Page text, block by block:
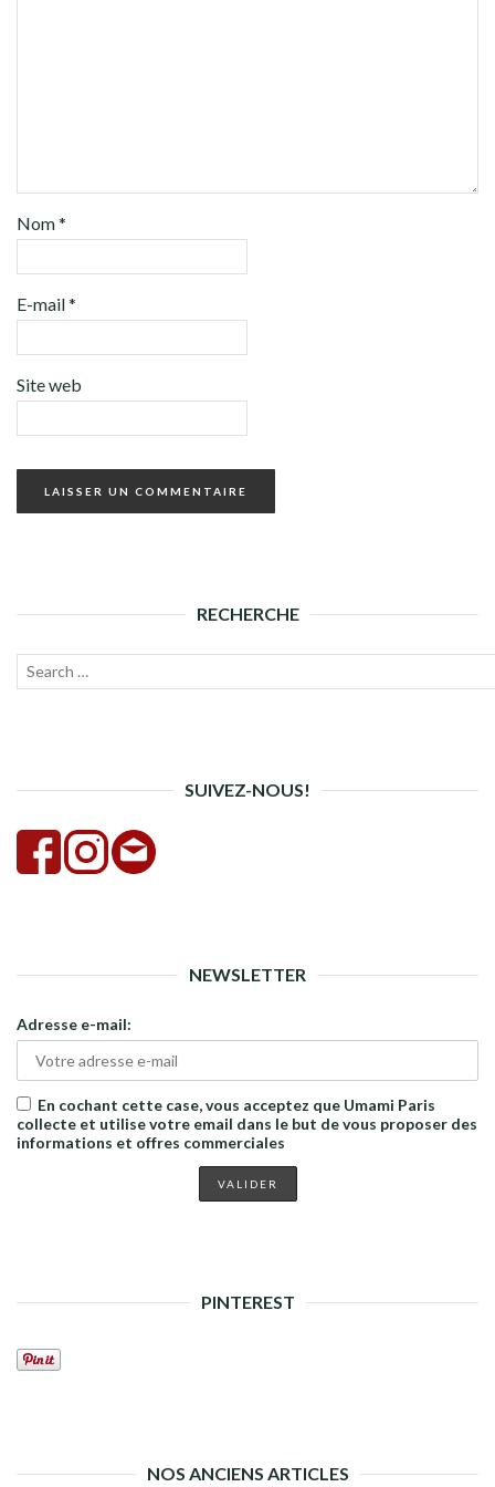
Nom*
E-mail*
Site web
RECHERCHE
Recherche
SUIVEZ-NOUS!
NEWSLETTER
Adresse e-mail:
En cochant cette case, vous acceptez que Umami Paris
collecte et utilise votre email dans le but de vous proposer des
informations et offres commerciales
PINTEREST
NOS ANCIENS ARTICLES